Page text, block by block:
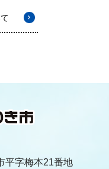
字梅本21番地